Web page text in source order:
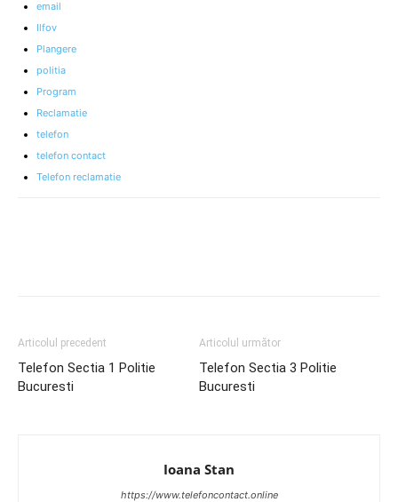
email
Ilfov
Plangere
politia
Program
Reclamatie
telefon
telefon contact
Telefon reclamatie
Articolul precedent
Telefon Sectia 1 Politie
Bucuresti
Articolul următor
Telefon Sectia 3 Politie
Bucuresti
Ioana Stan
https://www.telefoncontact.online